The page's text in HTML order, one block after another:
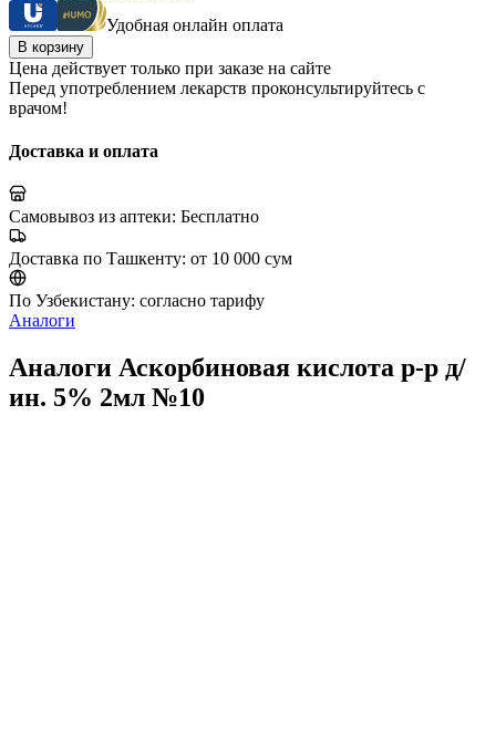
Удобная онлайн оплата
В корзину
Цена действует только при заказе на сайте
Перед употреблением лекарств проконсультируйтесь с
врачом!
Доставка и оплата
Самовывоз из аптеки: Бесплатно
Доставка по Ташкенту: от 10 000 сум
По Узбекистану: согласно тарифу
Аналоги
Аналоги Аскорбиновая кислота р-р д/
ин. 5% 2мл №10